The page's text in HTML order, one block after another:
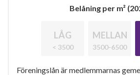
Belåning per m²
LÅG
< 3500
MELLAN
3500-6500
Föreningslån är medlemmarnas